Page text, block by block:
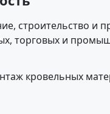
строительство и
торговых и
кровельных